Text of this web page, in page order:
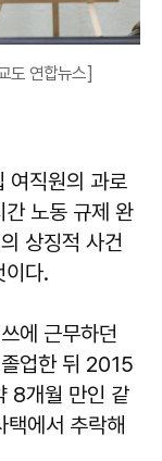
도 연합뉴스]
여직원의 과로
노동 규제 완
상징적 사건
이다.
에 근무하던
업한 뒤 2015
8개월 만인 같
에서 추락해